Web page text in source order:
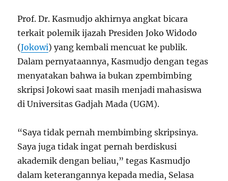
Prof. Dr. Kasmudjo akhirnya angkat bicara
terkait polemik ijazah Presiden Joko Widodo
(Jokowi) yang kembali mencuat ke publik.
Dalam pernyataannya, Kasmudjo dengan tegas
menyatakan bahwa ia bukan zpembimbing
skripsi Jokowi saat masih menjadi mahasiswa
di Universitas Gadjah Mada (UGM).
“Saya tidak pernah membimbing skripsinya.
Saya juga tidak ingat pernah berdiskusi
akademik dengan beliau,” tegas Kasmudjo
dalam keterangannya kepada media, Selasa